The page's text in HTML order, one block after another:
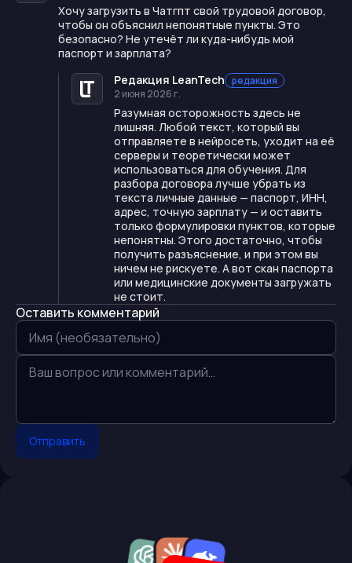
Хочу загрузить в Чатгпт свой трудовой договор,
чтобы он объяснил непонятные пункты. Это
безопасно? Не утечёт ли куда-нибудь мой
паспорт и зарплата?
Редакция LeanTech редакция
2 июня 2026 г.
Разумная осторожность здесь не
лишняя. Любой текст, который вы
отправляете в нейросеть, уходит на её
серверы и теоретически может
использоваться для обучения. Для
разбора договора лучше убрать из
текста личные данные — паспорт, ИНН,
адрес, точную зарплату — и оставить
только формулировки пунктов, которые
непонятны. Этого достаточно, чтобы
получить разъяснение, и при этом вы
ничем не рискуете. А вот скан паспорта
или медицинские документы загружать
не стоит.
Оставить комментарий
Отправить